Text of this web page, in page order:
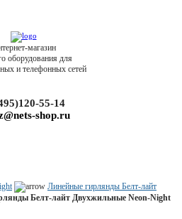
магазин
оборудования для
и телефонных сетей
55-14
shop.ru
Линейные гирлянды Белт-лайт
Белт-лайт Двухжильные Neon-Night